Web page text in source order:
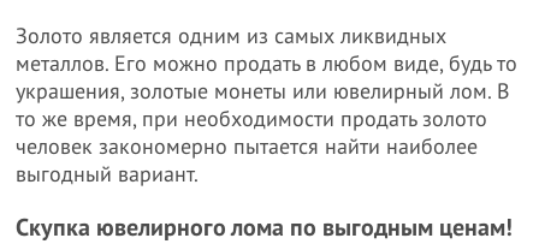
Золото является одним из самых ликвидных
металлов. Его можно продать в любом виде, будь то
украшения, золотые монеты или ювелирный лом. В
то же время, при необходимости продать золото
человек закономерно пытается найти наиболее
выгодный вариант.
Скупка ювелирного лома по выгодным ценам!